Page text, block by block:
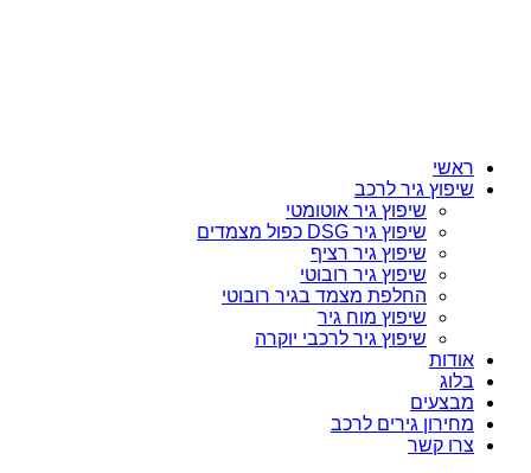
ראשי
שיפוץ גיר לרכב
שיפוץ גיר אוטומטי
שיפוץ גיר DSG כפול מצמדים
שיפוץ גיר רציף
שיפוץ גיר רובוטי
החלפת מצמד בגיר רובוטי
שיפוץ מוח גיר
שיפוץ גיר לרכבי יוקרה
אודות
בלוג
מבצעים
מחירון גירים לרכב
צרו קשר